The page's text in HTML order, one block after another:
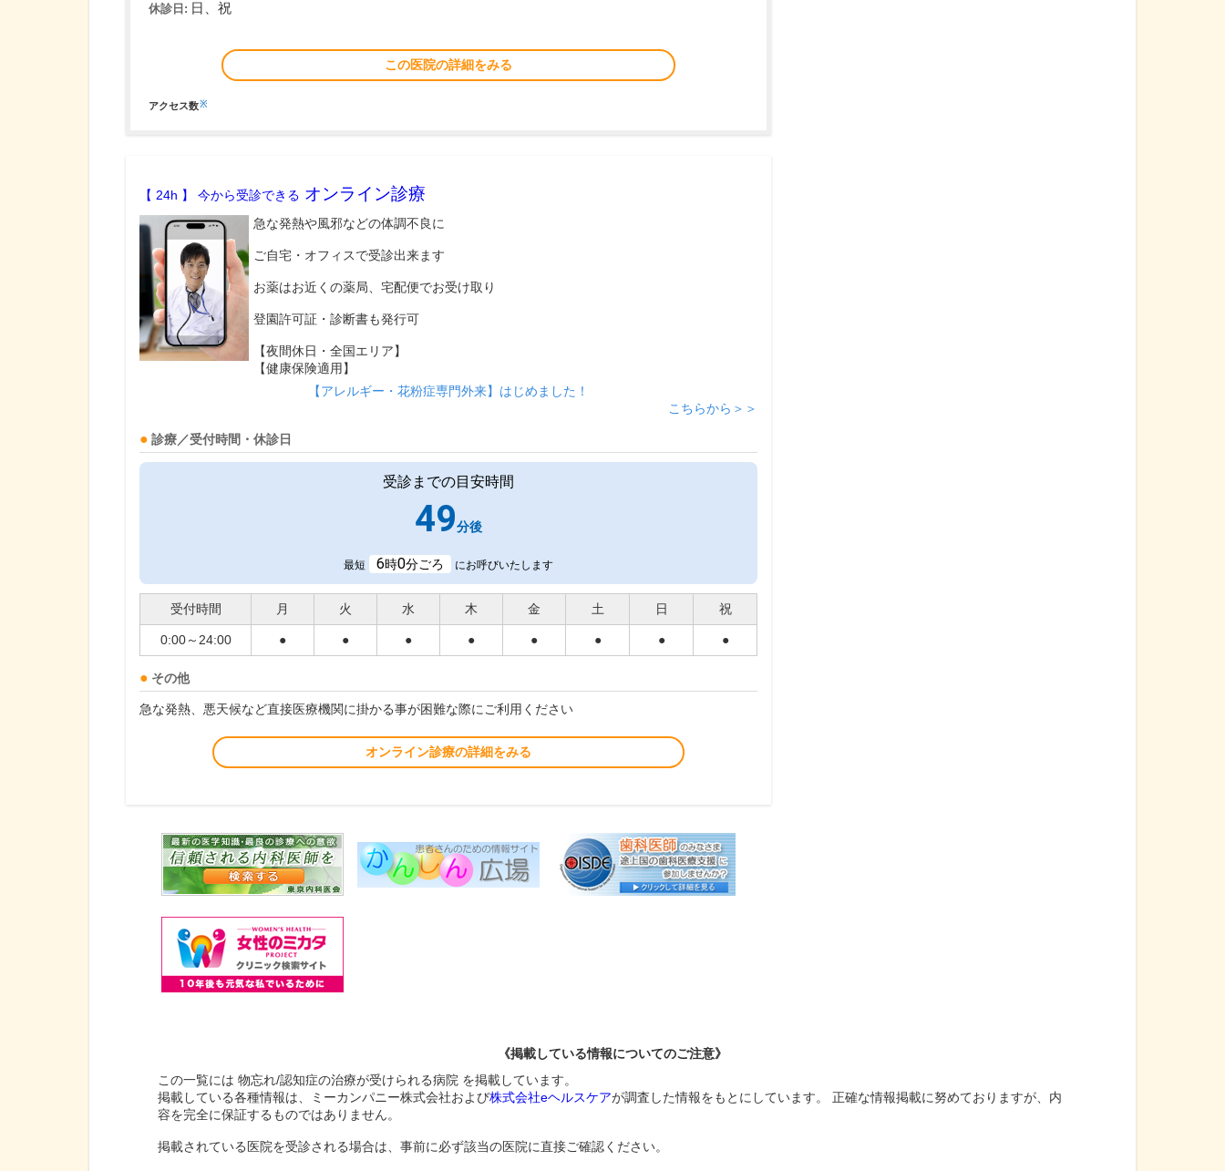
休診日: 日、祝
この医院の詳細をみる
アクセス数※
【 24h 】 今から受診できる オンライン診療
急な発熱や風邪などの体調不良に
ご自宅・オフィスで受診出来ます
お薬はお近くの薬局、宅配便でお受け取り
登園許可証・診断書も発行可
【夜間休日・全国エリア】
【健康保険適用】
【アレルギー・花粉症専門外来】はじめました！
こちらから＞＞
診療／受付時間・休診日
受診までの目安時間
49分後
最短 6時0分ごろ にお呼びいたします
受付時間 月 火 水 木 金 土 日 祝
0:00～24:00 ● ● ● ● ● ● ● ●
その他
急な発熱、悪天候など直接医療機関に掛かる事が困難な際にご利用ください
オンライン診療の詳細をみる
《掲載している情報についてのご注意》
この一覧には 物忘れ/認知症の治療が受けられる病院 を掲載しています。
掲載している各種情報は、ミーカンパニー株式会社および株式会社eヘルスケアが調査した情報をもとにしています。 正確な情報掲載に努めておりますが、内
容を完全に保証するものではありません。
掲載されている医院を受診される場合は、事前に必ず該当の医院に直接ご確認ください。